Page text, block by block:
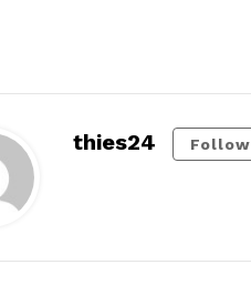
thies24 Follow